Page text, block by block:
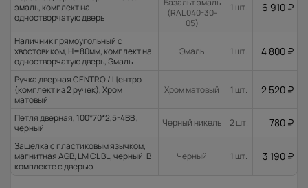
эмаль, комплект на
одностворчатую дверь
Базальт эмаль
(RAL 040-30-
05)
1 шт. 6 910 ₽
Наличник прямоугольный с
хвостовиком, H=80мм, комплект на
одностворчатую дверь, Эмаль
Эмаль 1 шт. 4 800 ₽
Ручка дверная CENTRO / Центро
(комплект из 2 ручек), Хром
матовый
Хром матовый 1 шт. 2 520 ₽
Петля дверная, 100*70*2,5-4ВВ ,
черный
Черный никель 2 шт. 780 ₽
Защелка с пластиковым язычком,
магнитная AGB, LM CL BL, черный. В
комплекте с дверью.
Черный 1 шт. 3 190 ₽